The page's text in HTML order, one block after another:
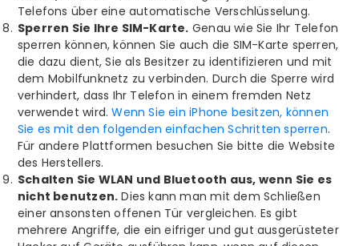
Telefons über eine automatische Verschlüsselung.
Sperren Sie Ihre SIM-Karte. Genau wie Sie Ihr Telefon
sperren können, können Sie auch die SIM-Karte sperren,
die dazu dient, Sie als Besitzer zu identifizieren und mit
dem Mobilfunknetz zu verbinden. Durch die Sperre wird
verhindert, dass Ihr Telefon in einem fremden Netz
verwendet wird.Wenn Sie ein iPhone besitzen, können
Sie es mit den folgenden einfachen Schritten sperren.
Für andere Plattformen besuchen Sie bitte die Website
des Herstellers.
Schalten Sie WLAN und Bluetooth aus, wenn Sie es
nicht benutzen. Dies kann man mit dem Schließen
einer ansonsten offenen Tür vergleichen. Es gibt
mehrere Angriffe, die ein eifriger und gut ausgerüsteter